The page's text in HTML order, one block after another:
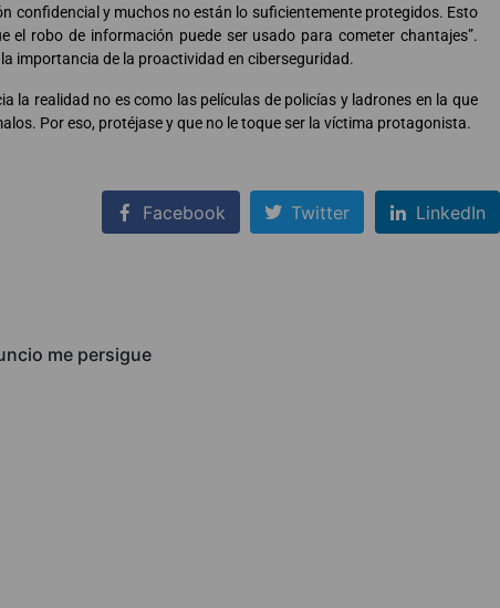
confidencial y muchos no están lo suficientemente protegidos. Esto
el robo de información puede ser usado para cometer chantajes”.
importancia de la proactividad en ciberseguridad.
la realidad no es como las películas de policías y ladrones en la que
Por eso, protéjase y que no le toque ser la víctima protagonista.
Facebook Twitter LinkedIn
me persigue